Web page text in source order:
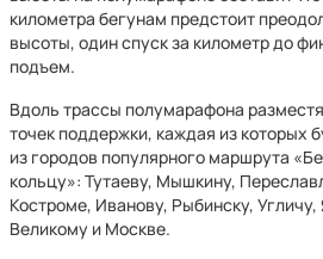
километра бегунам предстоит
высоты, один спуск за километр до
подъем.
Вдоль трассы полумарафона
точек поддержки, каждая из которых
из городов популярного маршрута
кольцу»: Тутаеву, Мышкину,
Костроме, Иванову, Рыбинску,
Великому и Москве.